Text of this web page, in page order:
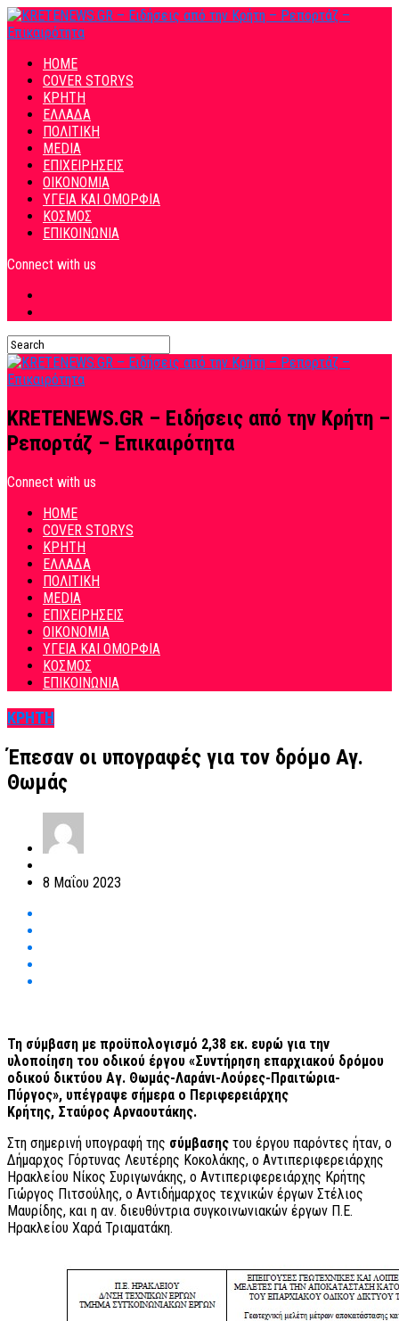
HOME
COVER STORYS
ΚΡΗΤΗ
ΕΛΛΑΔΑ
ΠΟΛΙΤΙΚΗ
MEDIA
ΕΠΙΧΕΙΡΗΣΕΙΣ
ΟΙΚΟΝΟΜΙΑ
ΥΓΕΙΑ ΚΑΙ ΟΜΟΡΦΙΑ
ΚΟΣΜΟΣ
ΕΠΙΚΟΙΝΩΝΙΑ
Connect with us
KRETENEWS.GR – Ειδήσεις από την Κρήτη –
Ρεπορτάζ – Επικαιρότητα
Connect with us
HOME
COVER STORYS
ΚΡΗΤΗ
ΕΛΛΑΔΑ
ΠΟΛΙΤΙΚΗ
MEDIA
ΕΠΙΧΕΙΡΗΣΕΙΣ
ΟΙΚΟΝΟΜΙΑ
ΥΓΕΙΑ ΚΑΙ ΟΜΟΡΦΙΑ
ΚΟΣΜΟΣ
ΕΠΙΚΟΙΝΩΝΙΑ
ΚΡΗΤΗ
Έπεσαν οι υπογραφές για τον δρόμο Αγ.
Θωμάς
8 Μαΐου 2023
Τη σύμβαση με προϋπολογισμό 2,38 εκ. ευρώ για την
υλοποίηση του οδικού έργου «Συντήρηση επαρχιακού δρόμου
οδικού δικτύου Αγ. Θωμάς-Λαράνι-Λούρες-Πραιτώρια-
Πύργος», υπέγραψε σήμερα ο Περιφερειάρχης
Κρήτης, Σταύρος Αρναουτάκης.
Στη σημερινή υπογραφή της σύμβασης του έργου παρόντες ήταν, ο
Δήμαρχος Γόρτυνας Λευτέρης Κοκολάκης, ο Αντιπεριφερειάρχης
Ηρακλείου Νίκος Συριγωνάκης, ο Αντιπεριφερειάρχης Κρήτης
Γιώργος Πιτσούλης, ο Αντιδήμαρχος τεχνικών έργων Στέλιος
Μαυρίδης, και η αν. διευθύντρια συγκοινωνιακών έργων Π.Ε.
Ηρακλείου Χαρά Τριαματάκη.